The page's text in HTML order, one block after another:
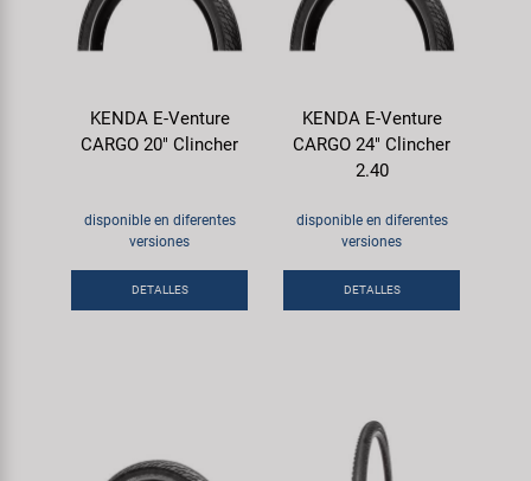
KENDA E-Venture
CARGO 20" Clincher
disponible en diferentes
versiones
DETALLES
KENDA E-Venture
CARGO 24" Clincher
2.40
disponible en diferentes
versiones
DETALLES